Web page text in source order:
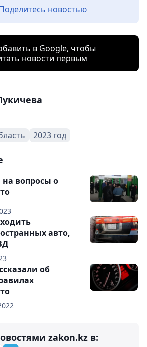
новостью
в Google, чтобы
новости первым
2023 год
вопросы о
авто,
об
zakon.kz в: